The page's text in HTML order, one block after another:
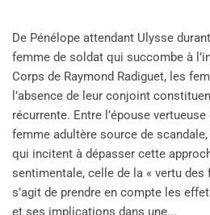
De Pénélope attendant Ulysse
femme de soldat qui succombe à
Corps de Raymond Radiguet, les
l’absence de leur conjoint
récurrente. Entre l’épouse
femme adultère source de
qui incitent à dépasser cette
sentimentale, celle de la « vertu des
s’agit de prendre en compte les
et ses implications dans une...